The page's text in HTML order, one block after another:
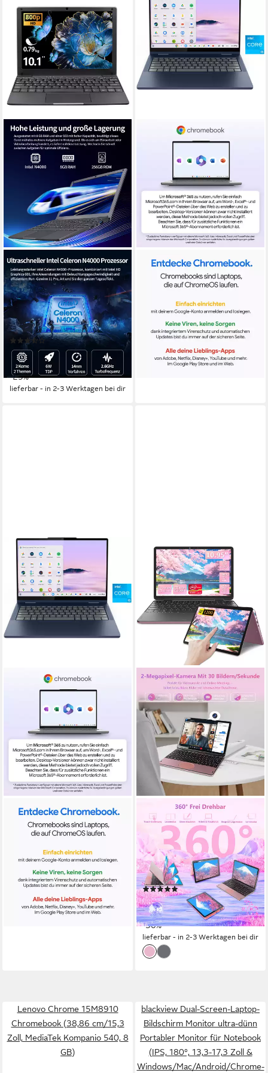
LONGEVINCE
10,1 Zoll Mini Laptop, 8GB
RAM Notebook
10.1 Zoll Bildschirmdiagonale
Intel Celeron N4000 Prozessor
8 GB Arbeitsspeicher
(3)
319,99 € UVP
428,00 €
15,89 €
mtl. in 24 Raten
-25%
lieferbar - in 2-3 Werktagen bei dir
LENOVO
Chrome 2in1 14ITN10
Convertible Chromebook
Bildschirmdiagonale
Prozessor
Intel Graphics Grafikkarte
579,00 €
16,81 €mtl. in 48 Raten
lieferbar - in 1-2 Werktagen bei dir
LENOVO
Chrome 2in1 14ITN10
Convertible Chromebook
Bildschirmdiagonale
Prozessor
Intel Graphics Grafikkarte
579,00 €
16,81 €mtl. in 48 Raten
lieferbar - in 1-2 Werktagen bei dir
LONGEVINCE
2-in-1 Touchscreen Laptop
10,95", 16GB RAM Notebook
10,95 Zoll Bildschirmdiagonale
16 GB Arbeitsspeicher
256 GB Speicherkapazität
(1)
479,99 € UVP686,99 €
17,22 €mtl. in 36 Raten
-30%
lieferbar - in 2-3 Werktagen bei dir
Lenovo Chrome 15M8910
Chromebook (38,86 cm/15,3
Zoll, MediaTek Kompanio 540, 8
GB)
blackview Dual-Screen-Laptop-
Bildschirm Monitor ultra-dünn
Portabler Monitor für Notebook
(IPS, 180°, 13,3-17,3 Zoll &
Windows/Mac/Android/Chrome-